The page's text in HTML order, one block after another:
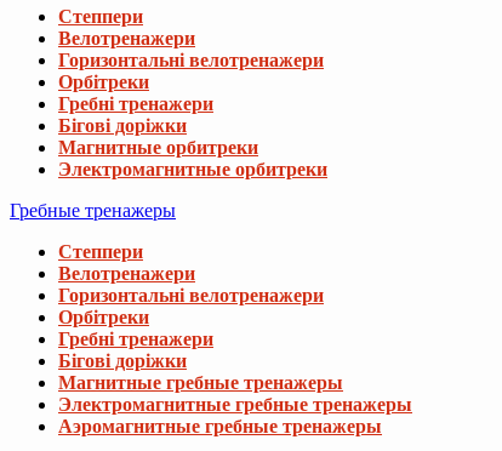
Степпери
Велотренажери
Горизонтальні велотренажери
Орбітреки
Гребні тренажери
Бігові доріжки
Магнитные орбитреки
Электромагнитные орбитреки
Гребные тренажеры
Степпери
Велотренажери
Горизонтальні велотренажери
Орбітреки
Гребні тренажери
Бігові доріжки
Магнитные гребные тренажеры
Электромагнитные гребные тренажеры
Аэромагнитные гребные тренажеры
Мы подобрали для вас похожие товары
1 118 грн
Мат гимнастический Hop-Sport HS-
Мат для акупунктуры Hop-Sport HS-
818 грн1 089 грн